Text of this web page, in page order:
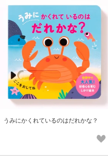
うみにかくれているのはだれかな？